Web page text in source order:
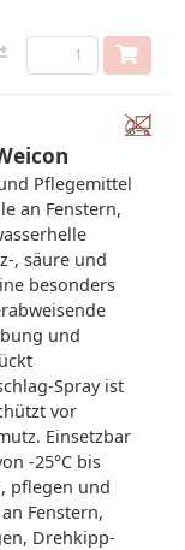
Pflegemittel
an Fenstern,
, säure und
besonders
und
Spray ist
vor
Einsetzbar
-25°C bis
pflegen und
Fenstern,
Drehkipp-